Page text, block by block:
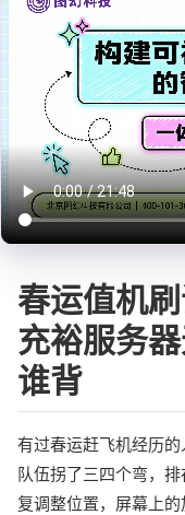
春运值机
充裕服务
谁背
有过春运赶飞机经历
队伍拐了三四个弯，
复调整位置，屏幕上